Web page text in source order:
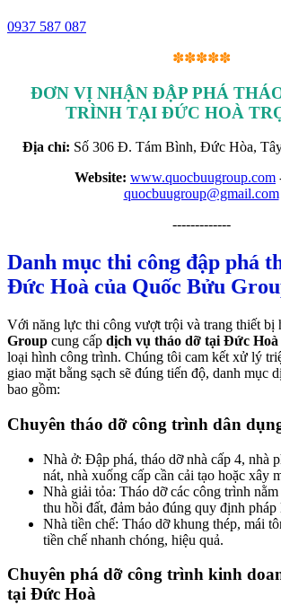
0937 587 087
✽✽✽✽✽
ĐƠN VỊ NHẬN ĐẬP PHÁ
TRÌNH TẠI ĐỨC HOÀ
Địa chỉ: Số 306 Đ. Tám Bình, Đức Hòa,
Website: www.quocbuugroup.com
quocbuugroup@gmail.com
-------------
Danh mục thi công đập phá
Đức Hoà của Quốc Bửu
Với năng lực thi công vượt trội và trang thiết bị
Group cung cấp dịch vụ tháo dỡ tại Đức Hoà
loại hình công trình. Chúng tôi cam kết xử lý
giao mặt bằng sạch sẽ đúng tiến độ, danh mục
bao gồm:
Chuyên tháo dỡ công trình dân
Nhà ở: Đập phá, tháo dỡ nhà cấp 4, nhà
nát, nhà xuống cấp cần cải tạo hoặc xây
Nhà giải tỏa: Tháo dỡ các công trình
thu hồi đất, đảm bảo đúng quy định pháp
Nhà tiền chế: Tháo dỡ khung thép, mái
tiền chế nhanh chóng, hiệu quả.
Chuyên phá dỡ công trình kinh
tại Đức Hoà